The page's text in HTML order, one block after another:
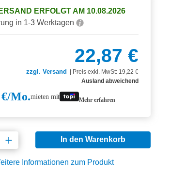
ERFOLGT AM 10.08.2026
in 1-3 Werktagen
22,87 €
zzgl. Versand | Preis exkl. MwSt: 19,22 €
Ausland abweichend
€/Mo.mieten mit Mehr erfahren
Anzahl: Gib den gewünschten
In den Warenkorb
Informationen zum Produkt